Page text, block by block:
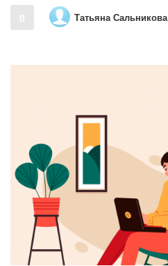
0 Татьяна Сальникова